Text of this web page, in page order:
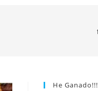
He Ganado!!!